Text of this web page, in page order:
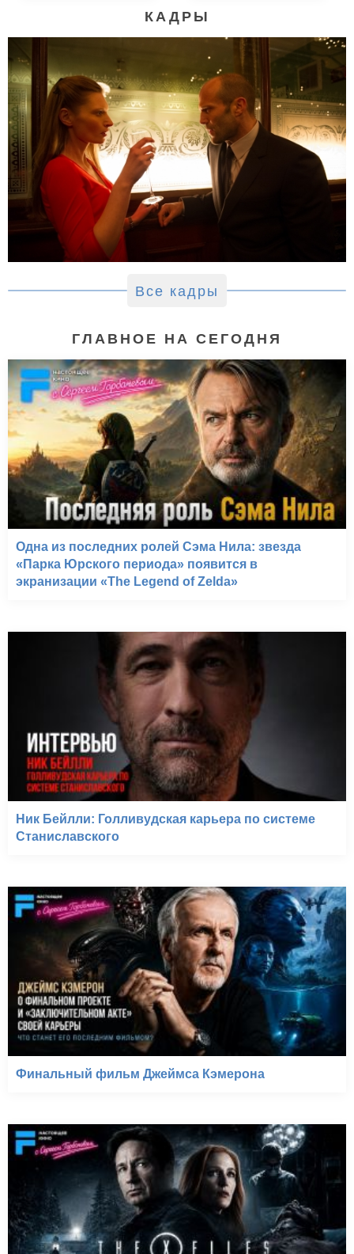
КАДРЫ
Все кадры
ГЛАВНОЕ НА СЕГОДНЯ
Одна из последних ролей Сэма Нила: звезда
«Парка Юрского периода» появится в
экранизации «The Legend of Zelda»
Ник Бейлли: Голливудская карьера по системе
Станиславского
Финальный фильм Джеймса Кэмерона